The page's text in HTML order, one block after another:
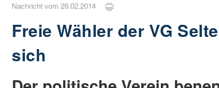
Nachricht vom 26.02.2014
Freie Wähler der VG
sich